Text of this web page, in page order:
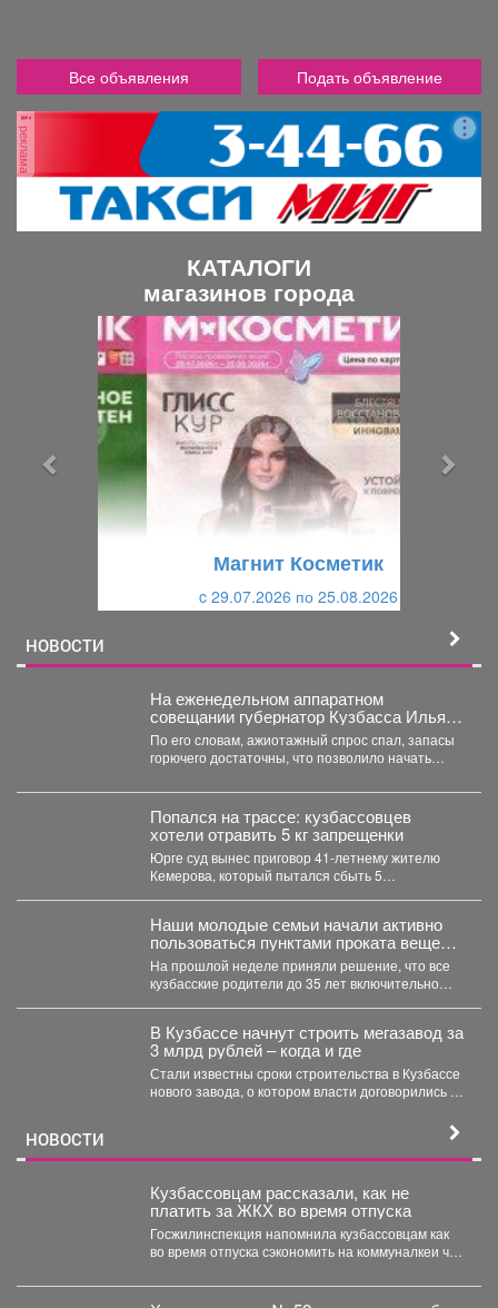
Все объявления Подать объявление
реклама
КАТАЛОГИ
магазинов города
Магнит Косметик
c 29.07.2026 по 25.08.2026
НОВОСТИ
На еженедельном аппаратном
совещании губернатор Кузбасса Илья
Середюк заявил о стабилизации
ситуации с топливом в регионе.
По его словам, ажиотажный спрос спал, запасы
горючего достаточны, что позволило начать
Попался на трассе: кузбассовцев
хотели отравить 5 кг запрещенки
Юрге суд вынес приговор 41-летнему жителю
Кемерова, который пытался сбыть 5
Наши молодые семьи начали активно
пользоваться пунктами проката вещей
для новорожденных.
На прошлой неделе приняли решение, что все
кузбасские родители до 35 лет включительно
В Кузбассе начнут строить мегазавод за
3 млрд рублей – когда и где
Стали известны сроки строительства в Кузбассе
нового завода, о котором власти договорились в
НОВОСТИ
Кузбассовцам рассказали, как не
платить за ЖКХ во время отпуска
Госжилинспекция напомнила кузбассовцам как
во время отпуска сэкономить на коммуналкеи что